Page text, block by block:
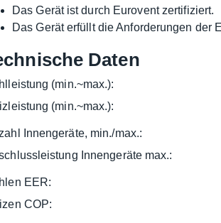
Das Gerät ist durch Eurovent zertifiziert.
Das Gerät erfüllt die Anforderungen der
Daten
(min.~max.):
(min.~max.):
Innengeräte, min./max.:
Innengeräte max.:
EER:
COP: